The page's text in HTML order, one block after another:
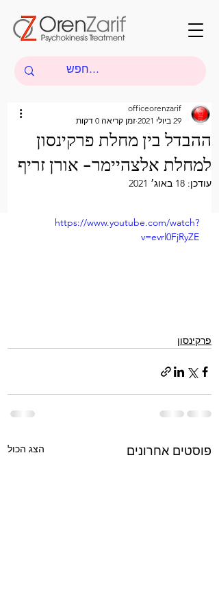
ההבדל בין מחלת פרקינסון
למחלת אלצהיימר- אורן זריף
officeorenzarif
29 ביולי 2021
זמן קריאה 0 דקות
עודכן: 18 באוג׳ 2021
https://www.youtube.com/watch?
v=evrl0FjRyZE
פרקינסון
פוסטים אחרונים הצג הכול